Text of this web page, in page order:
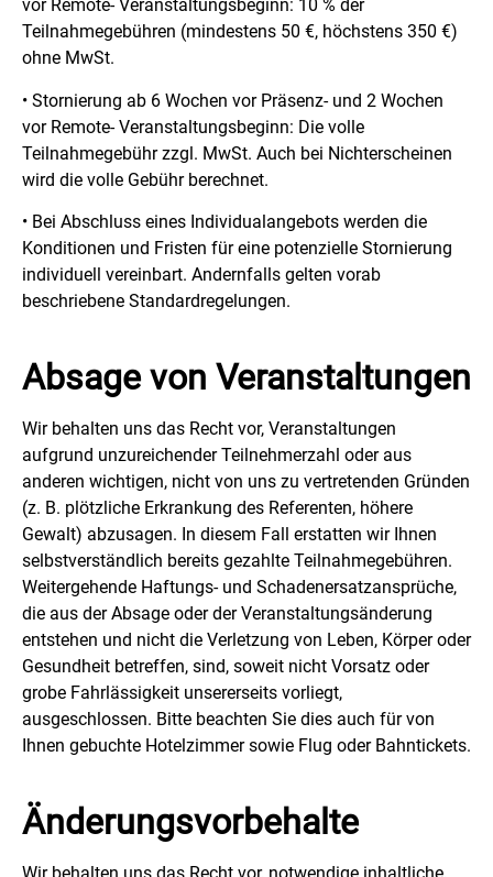
vor Remote- Veranstaltungsbeginn: 10 % der
Teilnahmegebühren (mindestens 50 €, höchstens 350 €)
ohne MwSt.
• Stornierung ab 6 Wochen vor Präsenz- und 2 Wochen
vor Remote- Veranstaltungsbeginn: Die volle
Teilnahmegebühr zzgl. MwSt. Auch bei Nichterscheinen
wird die volle Gebühr berechnet.
• Bei Abschluss eines Individualangebots werden die
Konditionen und Fristen für eine potenzielle Stornierung
individuell vereinbart. Andernfalls gelten vorab
beschriebene Standardregelungen.
Absage von Veranstaltungen
Wir behalten uns das Recht vor, Veranstaltungen
aufgrund unzureichender Teilnehmerzahl oder aus
anderen wichtigen, nicht von uns zu vertretenden Gründen
(z. B. plötzliche Erkrankung des Referenten, höhere
Gewalt) abzusagen. In diesem Fall erstatten wir Ihnen
selbstverständlich bereits gezahlte Teilnahmegebühren.
Weitergehende Haftungs- und Schadenersatzansprüche,
die aus der Absage oder der Veranstaltungsänderung
entstehen und nicht die Verletzung von Leben, Körper oder
Gesundheit betreffen, sind, soweit nicht Vorsatz oder
grobe Fahrlässigkeit unsererseits vorliegt,
ausgeschlossen. Bitte beachten Sie dies auch für von
Ihnen gebuchte Hotelzimmer sowie Flug oder Bahntickets.
Änderungsvorbehalte